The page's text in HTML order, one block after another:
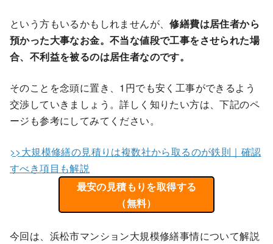
という方もいるかもしれませんが、修繕費は居住者から
預かった大事なお金。不当な値段で工事をさせられた場
合、不利益を被るのは居住者なのです。
そのことを念頭に置き、1円でも安く工事ができるよう
交渉していきましょう。詳しく知りたい方は、下記のペ
ージも参考にしてみてください。
>>大規模修繕の見積りは複数社から取るのが鉄則｜確認
すべき項目も解説
最安の見積もりを取得する
（無料）
今回は、浜松市マンション大規模修繕事情について解説